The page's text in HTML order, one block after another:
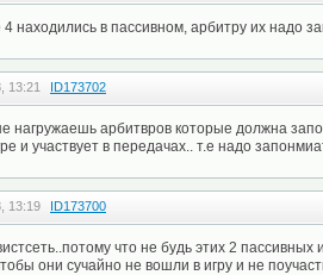
находились в пассивном, арбитру их надо
13:21 ID173702
нагружаешь арбитвров которые должна
и участвует в передачах.. т.е надо
13:19 ID173700
что не будь этих 2
они сучайно не вошли в игру и не